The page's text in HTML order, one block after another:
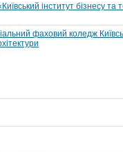
інститут бізнесу та
фаховий коледж